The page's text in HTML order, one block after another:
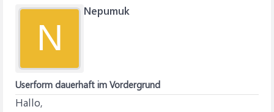
N
Nepumuk
Userform dauerhaft im Vordergrund
Hallo,